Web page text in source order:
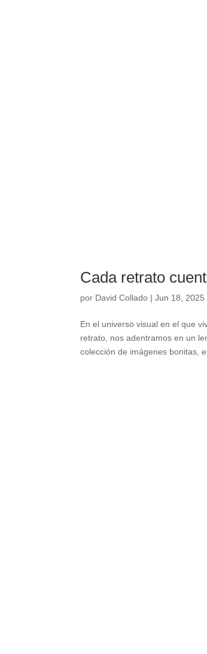
Cada retrato
por David Collado |Jun 18, 2025
En el universo visual en el que
retrato, nos adentramos en un
colección de imágenes bonitas,